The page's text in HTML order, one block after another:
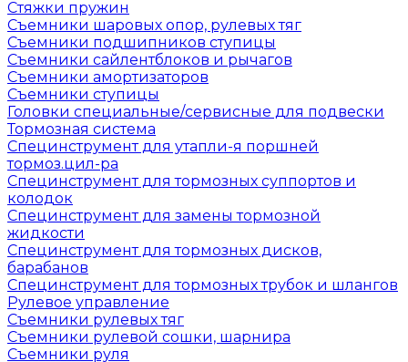
Стяжки пружин
Съемники шаровых опор, рулевых тяг
Съемники подшипников ступицы
Съемники сайлентблоков и рычагов
Съемники амортизаторов
Съемники ступицы
Головки специальные/сервисные для подвески
Тормозная система
Специнструмент для утапли-я поршней
тормоз.цил-ра
Специнструмент для тормозных суппортов и
колодок
Специнструмент для замены тормозной
жидкости
Специнструмент для тормозных дисков,
барабанов
Специнструмент для тормозных трубок и шлангов
Рулевое управление
Съемники рулевых тяг
Съемники рулевой сошки, шарнира
Съемники руля